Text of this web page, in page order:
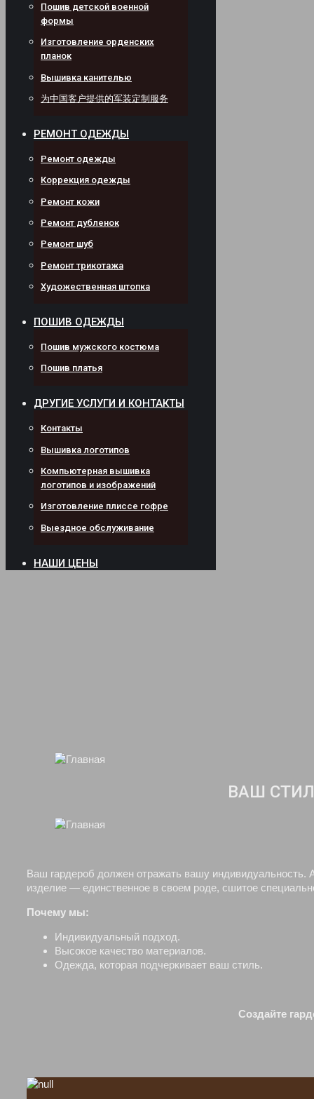
Пошив детской военной
формы
Изготовление орденских
планок
Вышивка канителью
为中国客户提供的军装定制服务
РЕМОНТ ОДЕЖДЫ
Ремонт одежды
Коррекция одежды
Ремонт кожи
Ремонт дубленок
Ремонт шуб
Ремонт трикотажа
Художественная штопка
ПОШИВ ОДЕЖДЫ
Пошив мужского костюма
Пошив платья
ДРУГИЕ УСЛУГИ И КОНТАКТЫ
Контакты
Вышивка логотипов
Компьютерная вышивка
логотипов и изображений
Изготовление плиссе гофре
Выездное обслуживание
НАШИ ЦЕНЫ
ВАШ
Ваш гардероб должен отражать вашу
изделие — единственное в своем роде, сшитое
Почему мы:
Индивидуальный подход.
Высокое качество материалов.
Одежда, которая подчеркивает ваш стиль.
Создайте